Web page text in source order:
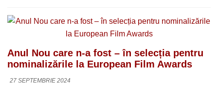
Anul Nou care n-a fost – în selecția pentru
nominalizările la European Film Awards
27 SEPTEMBRIE 2024